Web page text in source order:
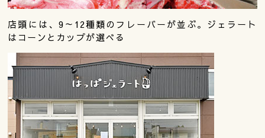
店頭には、9～12種類のフレーバーが並ぶ。ジェラート
はコーンとカップが選べる